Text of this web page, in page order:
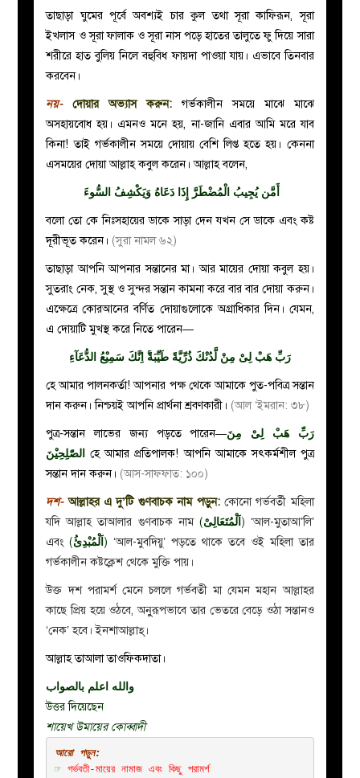
তাছাড়া ঘুমের পূর্বে অবশ্যই চার কুল তথা সূরা কাফিরূন, সূরা
ইখলাস ও সূরা ফালাক ও সূরা নাস পড়ে হাতের তালুতে ফু দিয়ে সারা
শরীরে হাত বুলিয় নিলে বহুবিধ ফায়দা পাওয়া যায়। এভাবে তিনবার
করবেন।
নয়- দোয়ার অভ্যাস করুন: গর্ভকালীন সময়ে মাঝে মাঝে
অসহায়বোধ হয়। এমনও মনে হয়, না-জানি এবার আমি মরে যাব
কিনা! তাই গর্ভকালীন সময়ে দোয়ায় বেশি লিপ্ত হতে হয়। কেননা
এসময়ের দোয়া আল্লাহ কবুল করেন। আল্লাহ বলেন,
أَمَّن يُجِيبُ الْمُضْطَرَّ إِذَا دَعَاهُ وَيَكْشِفُ السُّوءَ
বলো তো কে নিঃসহায়ের ডাকে সাড়া দেন যখন সে ডাকে এবং কষ্ট
দূরীভূত করেন। (সুরা নামল ৬২)
তাছাড়া আপনি আপনার সন্তানের মা। আর মায়ের দোয়া কবুল হয়।
সুতরাং নেক, সুস্থ ও সুন্দর সন্তান কামনা করে বার বার দোয়া করুন।
এক্ষেত্রে কোরআনের বর্ণিত দোয়াগুলোকে অগ্রাধিকার দিন। যেমন,
এ দোয়াটি মুখস্থ করে নিতে পারেন—
رَبِّ هَبْ لِىْ مِنْ لَّدُنْكَ ذُرِّيَّةً طَيِّبَةً‌ۚ اِنَّكَ سَمِيْعُ الدُّعَآءِ
হে আমার পালনকর্তা! আপনার পক্ষ থেকে আমাকে পুত-পবিত্র সন্তান
দান করুন। নিশ্চয়ই আপনি প্রার্থনা শ্রবণকারী। (আল ‘ইমরান: ৩৮)
পুত্র-সন্তান লাভের জন্য পড়তে পারেন—رَبِّ هَبْ لِىْ مِنَ
الصّٰلِحِيْنَ হে আমার প্রতিপালক! আপনি আমাকে সৎকর্মশীল পুত্র
সন্তান দান করুন। (আস-সাফফাত: ১০০)
দশ-আল্লাহর এ দু’টি গুণবাচক নাম পড়ুন: কোনো গর্ভবর্তী মহিলা
যদি আল্লাহ তাআলার গুণবাচক নাম (اَلْمُتَعَالِىْ ) ‘আল-মুতাআ’লি’
এবং(اَلْمُبْدِئُ ) ‘আল-মুবদিয়ু’ পড়তে থাকে তবে ওই মহিলা তার
গর্ভকালীন কষ্টক্লেশ থেকে মুক্তি পায়।
উক্ত দশ পরামর্শ মেনে চললেগর্ভবতী মা যেমন মহান আল্লাহর
কাছে প্রিয় হয়ে ওঠবে, অনুুরূপভাবে তার ভেতরে বেড়ে ওঠা সন্তানও
‘নেক’ হবে। ইনশাআল্লাহ্।
আল্লাহ তাআলা তাওফিকদাতা।
والله اعلم بالصواب
উত্তর দিয়েছেন
শায়েখ উমায়ের কোব্বাদী
আরো পড়ুন:
☞ গর্ভবতী-মায়ের নামাজ এবং কিছু পরামর্শ